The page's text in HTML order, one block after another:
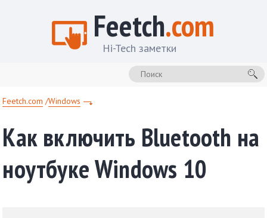
Feetch.com
Hi-Tech заметки
Feetch.com Windows
Как включить Bluetooth на
ноутбуке Windows 10